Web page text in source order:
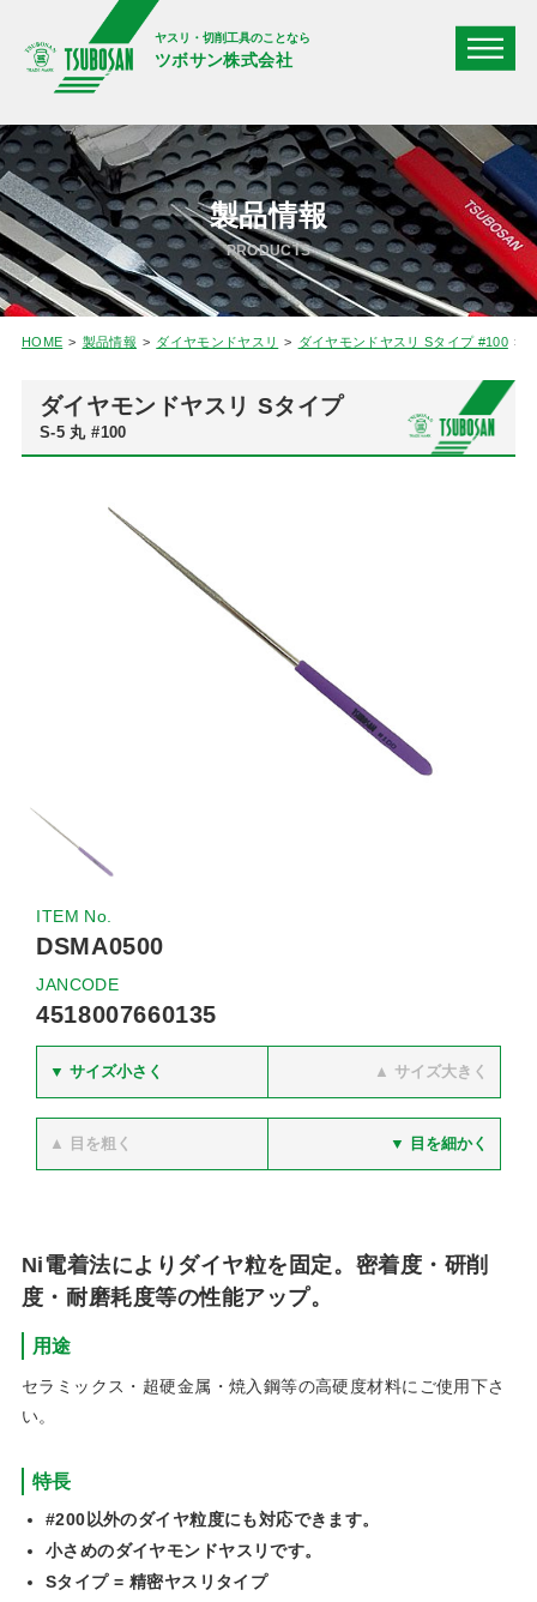
ヤスリ・切削工具のことなら
ツボサン株式会社
製品情報
PRODUCTS
HOME 製品情報 ダイヤモンドヤスリ ダイヤモンドヤスリ Sタイプ #100
ダイヤモンドヤスリ Sタイプ
S-5 丸 #100
ITEM No.
DSMA0500
JANCODE
4518007660135
▼ サイズ小さく ▲ サイズ大きく
▲ 目を粗く ▼ 目を細かく
Ni電着法によりダイヤ粒を固定。密着度・研削
度・耐磨耗度等の性能アップ。
用途
セラミックス・超硬金属・焼入鋼等の高硬度材料にご使用下さ
い。
特長
#200以外のダイヤ粒度にも対応できます。
小さめのダイヤモンドヤスリです。
Sタイプ = 精密ヤスリタイプ